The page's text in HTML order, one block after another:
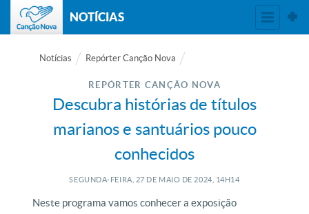
NOTÍCIAS
Notícias Repórter Canção Nova
REPÓRTER CANÇÃO NOVA
Descubra histórias de títulos
marianos e santuários pouco
conhecidos
SEGUNDA-FEIRA, 27 DE MAIO DE 2024, 14H14
Neste programa vamos conhecer a exposição